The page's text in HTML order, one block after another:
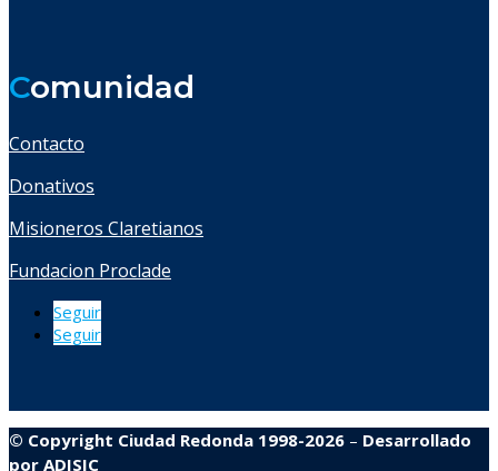
Comunidad
Contacto
Donativos
Misioneros Claretianos
Fundacion Proclade
Seguir
Seguir
© Copyright Ciudad Redonda 1998-2026 – Desarrollado
por ADISIC